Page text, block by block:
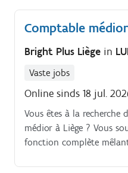
Comptable médior
Bright Plus Liège in
Vaste jobs
Online sinds 18 jul.
Vous êtes à la recherche
médior à Liège ? Vous
fonction complète